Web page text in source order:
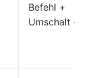
Befehl +
Umschalt +